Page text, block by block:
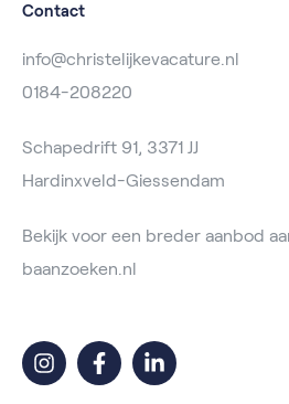
Contact
info@christelijkevacature.nl
0184-208220
Schapedrift 91, 3371 JJ
Hardinxveld-Giessendam
Bekijk voor een breder aanbod
baanzoeken.nl